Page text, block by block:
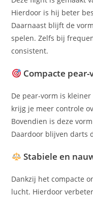
Hierdoor is hij beter
Daarnaast blijft de
spelen. Zelfs bij
consistent.
Compacte
De pear-vorm is
krijg je meer controle
Bovendien is deze
Daardoor blijven darts
Stabiele en
Dankzij het compacte
lucht. Hierdoor